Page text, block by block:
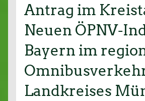
Antrag im
Neuen ÖPNV-
Bayern im
Landkreises